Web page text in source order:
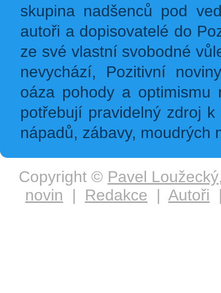
skupina nadšenců pod
autoři a dopisovatelé do
ze své vlastní svobodné
nevychází, Pozitivní
oáza pohody a
potřebují pravidelný zdroj
nápadů, zábavy, moudrých
Copyright © Pavel Loužecký
novin | Redakce | Autoři